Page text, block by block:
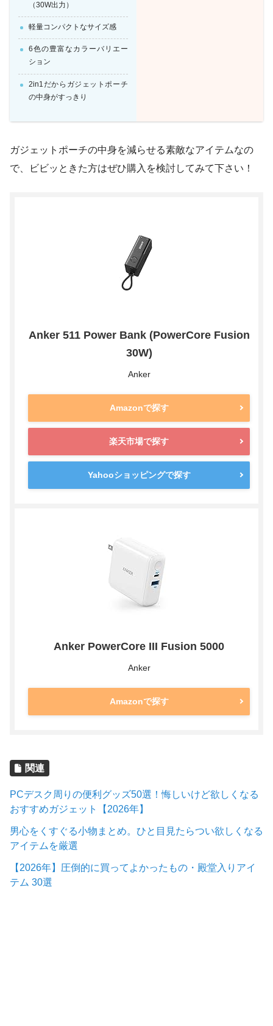
（30W出力）
軽量コンパクトなサイズ感
6色の豊富なカラーバリエー
ション
2in1だからガジェットポーチ
の中身がすっきり
ガジェットポーチの中身を減らせる素敵なアイテムなの
で、ビビッときた方はぜひ購入を検討してみて下さい！
Anker 511 Power Bank (PowerCore Fusion
30W)
Anker
Amazonで探す
楽天市場で探す
Yahooショッピングで探す
Anker PowerCore III Fusion 5000
Anker
Amazonで探す
関連
PCデスク周りの便利グッズ50選！悔しいけど欲しくなる
おすすめガジェット【2026年】
男心をくすぐる小物まとめ。ひと目見たらつい欲しくなる
アイテムを厳選
【2026年】圧倒的に買ってよかったもの・殿堂入りアイ
テム 30選